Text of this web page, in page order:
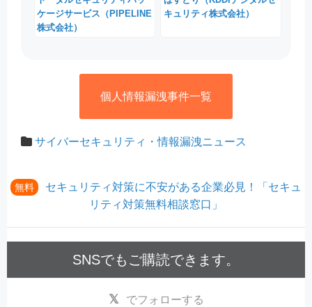
ケージサービス（PIPELINE
株式会社）
キュリティ株式会社）
個人情報漏洩事件一覧
サイバーセキュリティ・情報漏洩ニュース
無料
セキュリティ対策に不安がある企業必見！「セキュ
リティ対策無料相談窓口」
SNSでもご購読できます。
でフォローする